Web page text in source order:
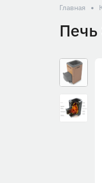
Главная
Печь